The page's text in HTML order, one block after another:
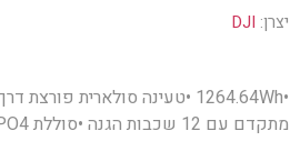
יצרן: DJI
מתקדם עם 12 שכבות הגנה •סוללת LiFePO4 • אחריות יבואן רשמי